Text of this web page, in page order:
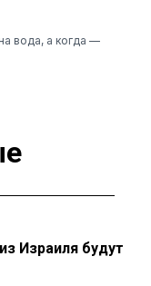
вода, а когда —
Израиля будут